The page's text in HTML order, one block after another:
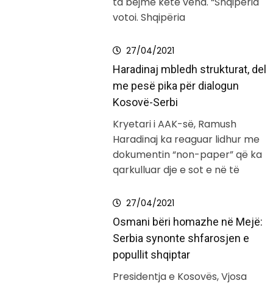
votoi. Shqipëria
27/04/2021
Haradinaj mbledh strukturat, del
me pesë pika për dialogun
Kosovë-Serbi
Kryetari i AAK-së, Ramush
Haradinaj ka reaguar lidhur me
dokumentin “non-paper” që ka
qarkulluar dje e sot e në të
27/04/2021
Osmani bëri homazhe në Mejë:
Serbia synonte shfarosjen e
popullit shqiptar
Presidentja e Kosovës, Vjosa